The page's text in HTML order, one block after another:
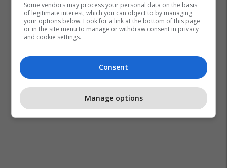
Some vendors may process your personal data on the basis
of legitimate interest, which you can object to by managing
your options below. Look for a link at the bottom of this page
or in the site menu to manage or withdraw consent in privacy
and cookie settings.
Consent
Manage options